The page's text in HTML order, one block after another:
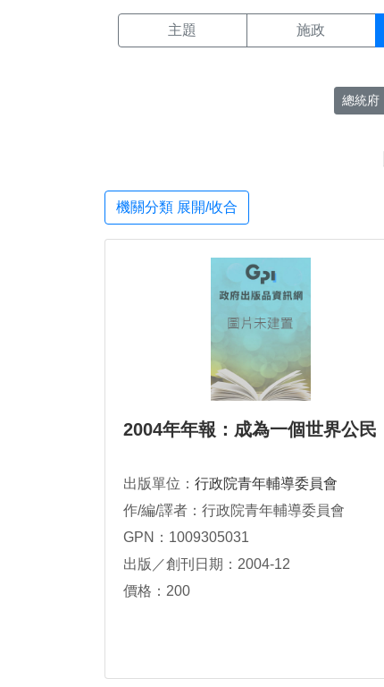
主題 施政
總統府
機關分類 展開/收合
2004年年報：成為一個世界公民
出版單位： 行政院青年輔導委員會
作/編/譯者：行政院青年輔導委員會
GPN：1009305031
出版／創刊日期：2004-12
價格：200